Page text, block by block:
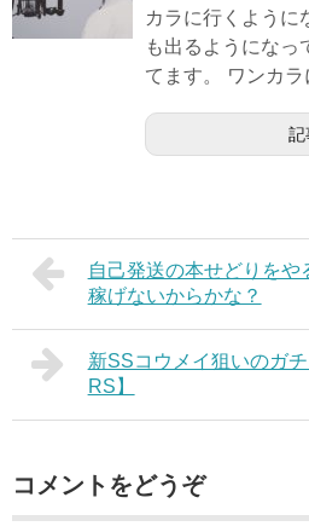
カラに行くように
も出るようになっ
てます。 ワンカラ
記
自己発送の本せどりをや
稼げないからかな？
新SSコウメイ狙いのガ
RS】
コメントをどうぞ